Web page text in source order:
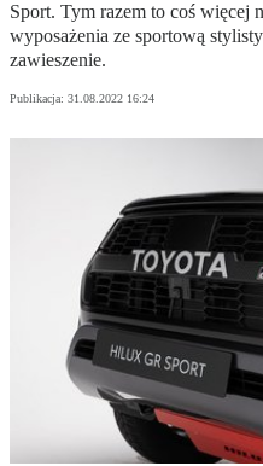
Sport. Tym razem to coś więcej
wyposażenia ze sportową
zawieszenie.
Publikacja: 31.08.2022 16:24